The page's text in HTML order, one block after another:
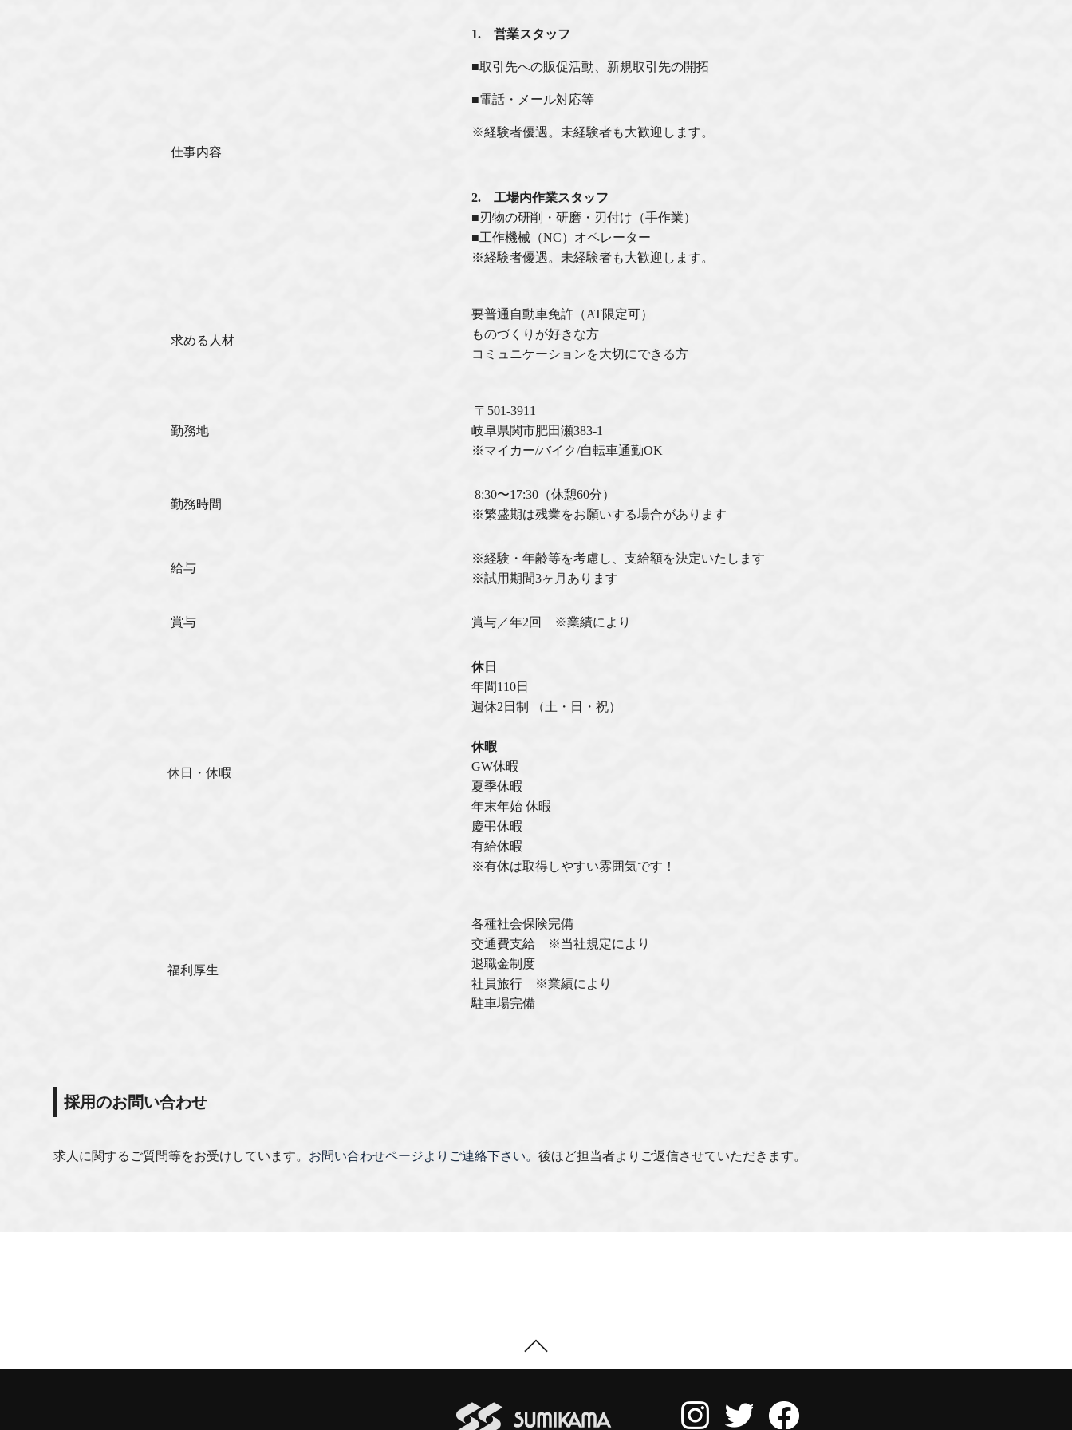
仕事内容
1. 営業スタッフ
■取引先への販促活動、新規取引先の開拓
■電話・メール対応等
※経験者優遇。未経験者も大歓迎します。
2. 工場内作業スタッフ
■刃物の研削・研磨・刃付け（手作業）
■工作機械（NC）オペレーター
※経験者優遇。未経験者も大歓迎します。
求める人材
要普通自動車免許（AT限定可）
ものづくりが好きな⽅
コミュニケーションを⼤切にできる⽅
勤務地
〒501-3911
岐阜県関市肥田瀬383-1
※マイカー/バイク/自転車通勤OK
勤務時間
8:30〜17:30（休憩60分）
※繁盛期は残業をお願いする場合があります
給与
※経験・年齢等を考慮し、⽀給額を決定いたします
※試⽤期間3ヶ⽉あります
賞与 賞与／年2回 ※業績により
休日・休暇
休⽇
年間110日
週休2⽇制 （土・日・祝）
休暇
GW休暇
夏季休暇
年末年始 休暇
慶弔休暇
有給休暇
※有休は取得しやすい雰囲気です！
福利厚生
各種社会保険完備
交通費支給 ※当社規定により
退職⾦制度
社員旅⾏ ※業績により
駐車場完備
採用のお問い合わせ
求人に関するご質問等をお受けしています。 お問い合わせページよりご連絡下さい。後ほど担当者よりご返信させていただきます。